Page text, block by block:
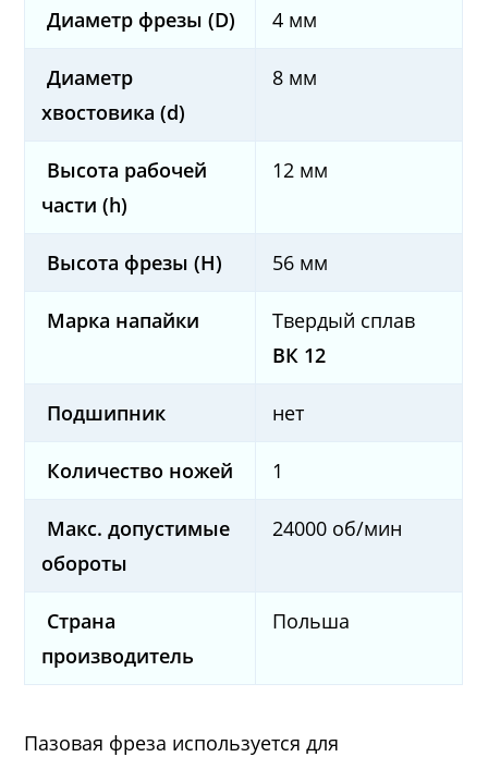
Диаметр фрезы (D) 4 мм
Диаметр
хвостовика (d)
8 мм
Высота рабочей
части (h)
12 мм
Высота фрезы (H) 56 мм
Марка напайки
Твердый сплав
ВК 12
Подшипник нет
Количество ножей 1
Макс. допустимые
обороты
24000 об/мин
Страна
производитель
Польша
Пазовая фреза используется для